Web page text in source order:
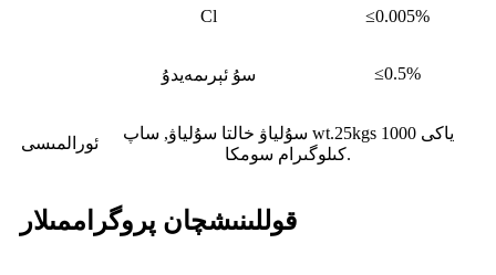
Cl ≤0.005%
سۇ ئېرىمەيدۇ ≤0.5%
ئورالمىسى
سۇلياۋ خالتا سۇلياۋ, ساپ wt.25kgs ياكى 1000
كىلوگىرام سومكا.
قوللىنىشچان پروگراممىلار